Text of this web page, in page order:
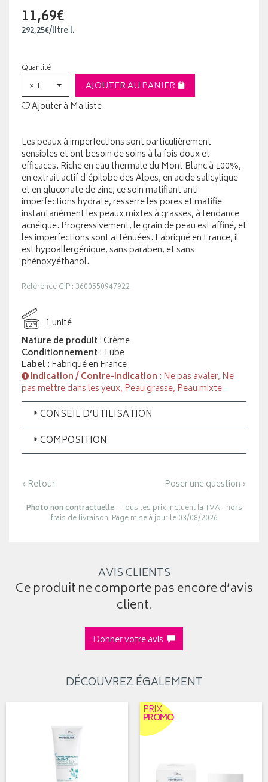
11,69€
292,25€/litrel.
Quantité
× 1
AJOUTER AU PANIER
Ajouter à Ma liste
Les peaux à imperfections sont particulièrement
sensibles et ont besoin de soins à la fois doux et
efficaces. Riche en eau thermale du Mont Blanc à 100%,
en extrait actif d'épilobe des Alpes, en acide salicylique
et en gluconate de zinc, ce soin matifiant anti-
imperfections hydrate, resserre les pores et matifie
instantanément les peaux mixtes à grasses, à tendance
acnéique. Progressivement, le grain de peau est affiné, et
les imperfections sont atténuées. Fabriqué en France, il
est hypoallergénique, sans paraben, et sans
phénoxyéthanol.
Référence CIP : 3600550947922
12M
1 unité
Nature de produit : Crème
Conditionnement : Tube
Label: Fabriqué en France
Indication / Contre-indication : Ne pas avaler, Ne
pas mettre dans les yeux, Peau grasse, Peau mixte
CONSEIL D’UTILISATION
COMPOSITION
‹ Retour Poser une question ›
Photo non contractuelle- Tous les prix incluent la TVA - hors
frais de livraison. Page mise à jour le 03/08/2026
AVIS CLIENTS
Ce produit ne comporte pas encore d’avis
client.
Donner votre avis
DÉCOUVREZ ÉGALEMENT
PRIX
PROMO